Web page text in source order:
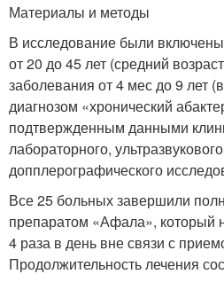
Материалы и методы
В исследование были
от 20 до 45 лет (средний
заболевания от 4 мес до 9 лет
диагнозом «хронический
подтвержденным данными
лабораторного,
допплерографического
Все 25 больных завершили
препаратом «Афала», который
4 раза в день вне связи с
Продолжительность лечения